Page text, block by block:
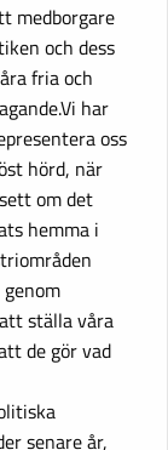
medborgare
och dess
fria och
har
oss
hörd, när
om det
hemma i
ställa våra
de gör vad
senare år,